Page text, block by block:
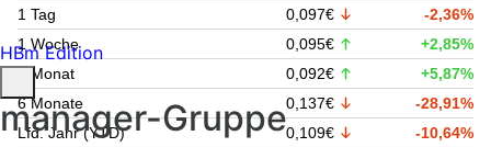
1 Tag
0,097€
-2,36%
1 Woche
0,095€
+2,85%
1 Monat
0,092€
+5,87%
6 Monate
0,137€
-28,91%
Lfd. Jahr (YTD)
0,109€
-10,64%
HBm Edition
manager-Gruppe